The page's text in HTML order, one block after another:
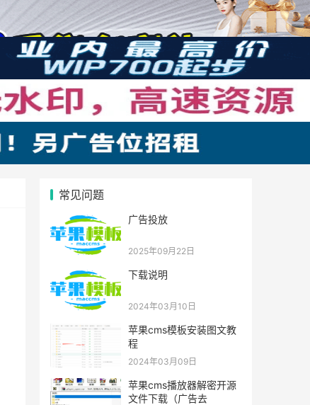
常见问题
广告投放
2025年09月22日
下载说明
2024年03月10日
苹果cms模板安装图文教
程
2024年03月09日
苹果cms播放器解密开源
文件下载（广告去